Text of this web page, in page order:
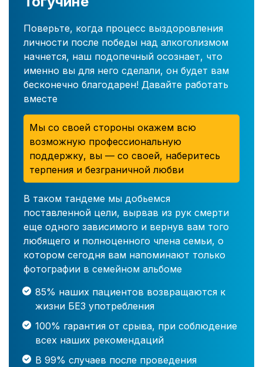
Поверьте, когда процесс выздоровления
личности после победы над алкоголизмом
начнется, наш подопечный осознает, что
именно вы для него сделали, он будет вам
бесконечно благодарен! Давайте работать
вместе
Мы со своей стороны окажем всю
возможную профессиональную
поддержку, вы — со своей, наберитесь
терпения и безграничной любви
В таком тандеме мы добьемся
поставленной цели, вырвав из рук смерти
еще одного зависимого и вернув вам того
любящего и полноценного члена семьи, о
котором сегодня вам напоминают только
фотографии в семейном альбоме
85% наших пациентов возвращаются к
жизни БЕЗ употребления
100% гарантия от срыва, при соблюдение
всех наших рекомендаций
В 99% случаев после проведения